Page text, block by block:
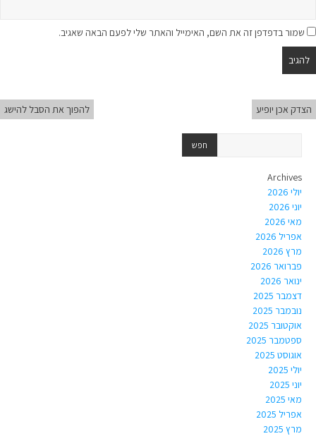
שמור בדפדפן זה את השם, האימייל והאתר שלי לפעם הבאה שאגיב.
הצדק אכן יופיע להפוך את הסבל להישג
Archives
יולי 2026
יוני 2026
מאי 2026
אפריל 2026
מרץ 2026
פברואר 2026
ינואר 2026
דצמבר 2025
נובמבר 2025
אוקטובר 2025
ספטמבר 2025
אוגוסט 2025
יולי 2025
יוני 2025
מאי 2025
אפריל 2025
מרץ 2025